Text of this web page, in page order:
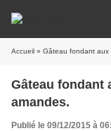
Accueil » Gâteau fondant aux
Gâteau fondant
amandes.
Publié le 09/12/2015 à